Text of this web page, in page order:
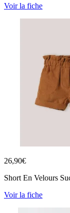
Voir la fiche
26,90€
Short En Velours
Voir la fiche